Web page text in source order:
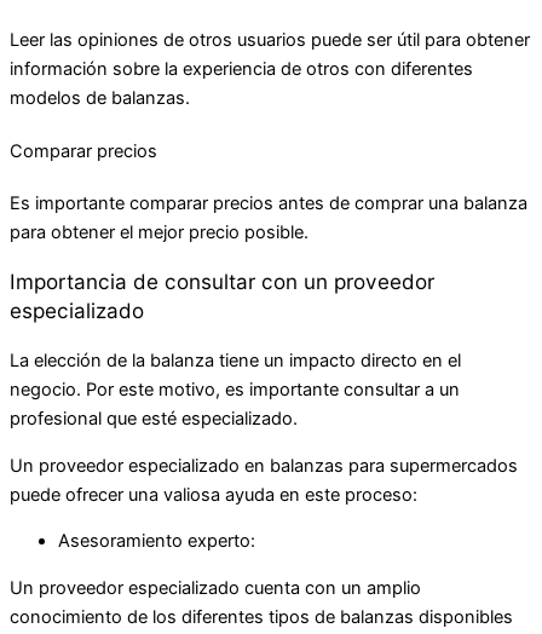
Leer las opiniones de otros usuarios puede ser útil para obtener
información sobre la experiencia de otros con diferentes
modelos de balanzas.
Comparar precios
Es importante comparar precios antes de comprar una balanza
para obtener el mejor precio posible.
Importancia de consultar con un proveedor
especializado
La elección de la balanza tiene un impacto directo en el
negocio. Por este motivo, es importante consultar a un
profesional que esté especializado.
Un proveedor especializado en balanzas para supermercados
puede ofrecer una valiosa ayuda en este proceso:
Asesoramiento experto:
Un proveedor especializado cuenta con un amplio
conocimiento de los diferentes tipos de balanzas disponibles